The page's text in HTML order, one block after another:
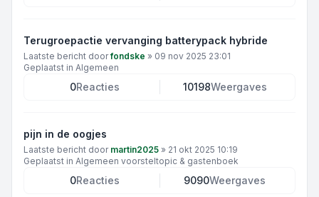
Terugroepactie vervanging batterypack hybride
Laatste bericht doorfondske » 09 nov 2025 23:01
Geplaatst in Algemeen
0Reacties 10198Weergaves
pijn in de oogjes
Laatste bericht door martin2025 » 21 okt 2025 10:19
Geplaatst in Algemeen voorsteltopic & gastenboek
0Reacties 9090Weergaves